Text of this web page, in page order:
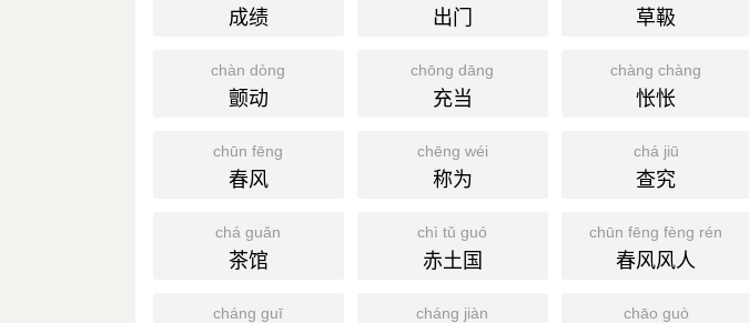
成绩 出门 草靸
chàn dòng
颤动
chōng dāng
充当
chàng chàng
怅怅
chūn fēng
春风
chēng wéi
称为
chá jiū
查究
chá guǎn
茶馆
chì tǔ guó
赤土国
chūn fēng fèng rén
春风风人
cháng guī cháng jiàn chāo guò